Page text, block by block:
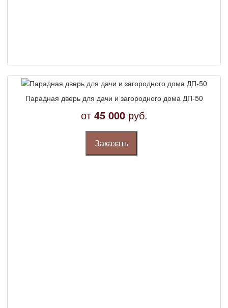
Парадная дверь для дачи и загородного дома ДП-50
от 45 000 руб.
Заказать